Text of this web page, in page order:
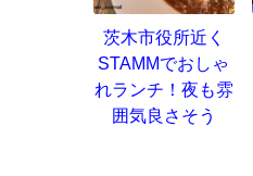
茨木市役所近く
STAMMでおしゃ
れランチ！夜も雰
囲気良さそう